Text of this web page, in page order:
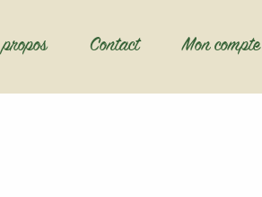
Contact Mon compte